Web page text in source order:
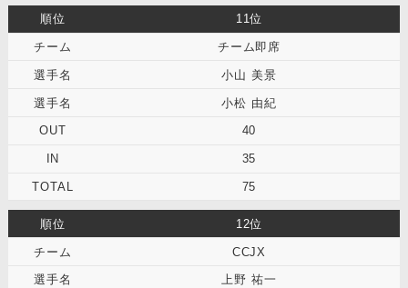
11位
チーム即席
小山 美景
小松 由紀
40
35
75
12位
CCJX
上野 祐一